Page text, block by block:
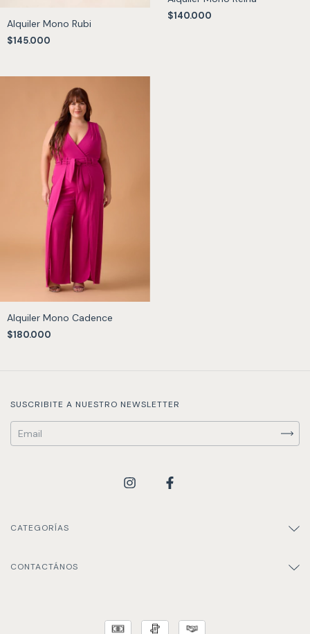
Alquiler Mono Rubi
$145.000
$140.000
Alquiler Mono Cadence
$180.000
SUSCRIBITE A NUESTRO NEWSLETTER
CATEGORÍAS
CONTACTÁNOS